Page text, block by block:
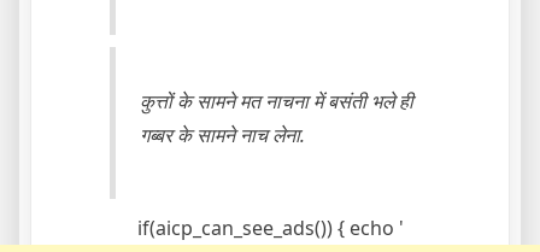
कुत्तों के सामने मत नाचना में बसंती भले ही
गब्बर के सामने नाच लेना.
if(aicp_can_see_ads()) { echo '